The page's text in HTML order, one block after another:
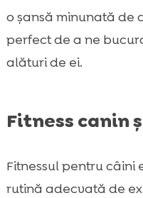
o șansă minunată de
perfect de a ne
alături de ei.
Fitness canin
Fitnessul pentru câini
rutină adecvată de